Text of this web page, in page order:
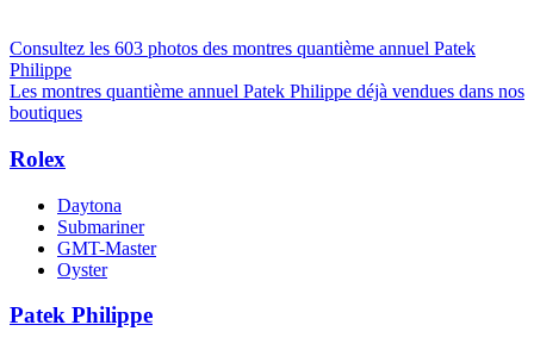
Consultez les 603 photos des montres quantième annuel Patek
Philippe
Les montres quantième annuel Patek Philippe déjà vendues dans nos
boutiques
Rolex
Daytona
Submariner
GMT-Master
Oyster
Patek Philippe